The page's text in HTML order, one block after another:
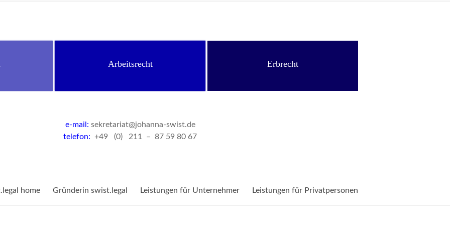
Arbeitsrecht Erbrecht
e-mail: sekretariat@johanna-swist.de
telefon: +49 (0) 211 – 87 59 80 67
home Gründerin swist.legal Leistungen für Unternehmer Leistungen für Privatpersonen